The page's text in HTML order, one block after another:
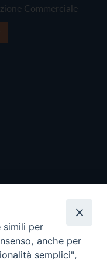
Commerciale
simili per
anche per
semplici",